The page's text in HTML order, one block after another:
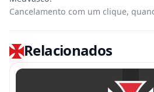
Cancelamento com um clique,
Relacionados